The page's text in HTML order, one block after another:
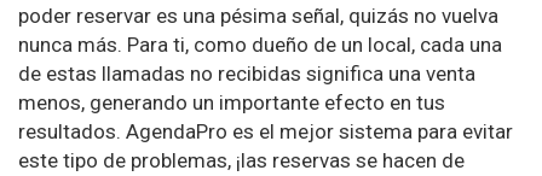
poder reservar es una pésima señal, quizás no vuelva
nunca más. Para ti, como dueño de un local, cada una
de estas llamadas no recibidas significa una venta
menos, generando un importante efecto en tus
resultados. AgendaPro es el mejor sistema para evitar
este tipo de problemas, ¡las reservas se hacen de